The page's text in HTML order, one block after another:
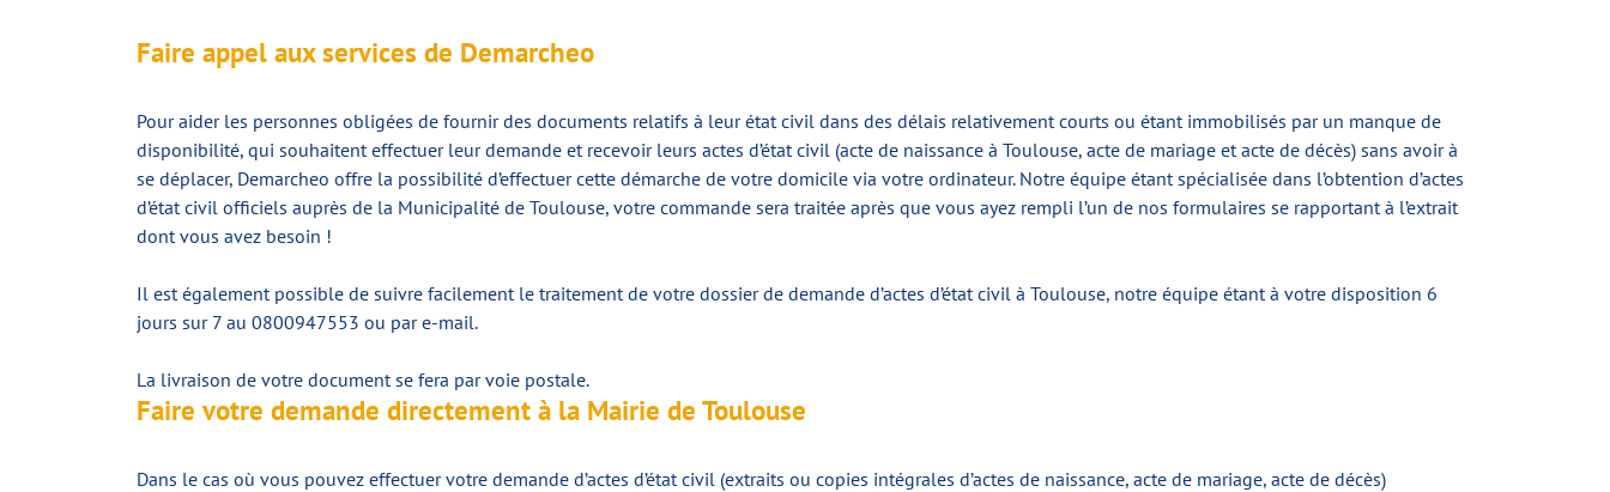
Faire appel aux services de Demarcheo
Pour aider les personnes obligées de fournir des documents relatifs à leur état civil dans des délais relativement courts ou étant immobilisés par un manque de
disponibilité, qui souhaitent effectuer leur demande et recevoir leurs actes d’état civil (acte de naissance à Toulouse, acte de mariage et acte de décès) sans avoir à
se déplacer, Demarcheo offre la possibilité d’effectuer cette démarche de votre domicile via votre ordinateur. Notre équipe étant spécialisée dans l’obtention d’actes
d’état civil officiels auprès de la Municipalité de Toulouse, votre commande sera traitée après que vous ayez rempli l’un de nos formulaires se rapportant à l’extrait
dont vous avez besoin !
Il est également possible de suivre facilement le traitement de votre dossier de demande d’actes d’état civil à Toulouse, notre équipe étant à votre disposition 6
jours sur 7 au 0800947553 ou par e-mail.
La livraison de votre document se fera par voie postale.
Faire votre demande directement à la Mairie de Toulouse
Dans le cas où vous pouvez effectuer votre demande d’actes d’état civil (extraits ou copies intégrales d’actes de naissance, acte de mariage, acte de décès)